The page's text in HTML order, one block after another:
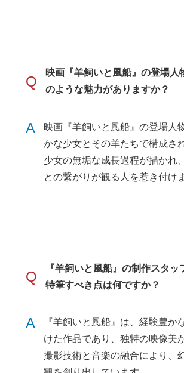
Q
映画『羊飼いと風船』の登場人
のような魅力がありますか？
A
映画『羊飼いと風船』の登場人
かな少女とその羊たちで構成さ
少女の無垢な成長過程が描かれ
との繋がりが観る人を惹き付け
Q
『羊飼いと風船』の制作スタッ
特筆すべき点は何ですか？
A
『羊飼いと風船』は、経験豊か
けた作品であり、独特の映像美
撮影技術と音楽の融合により、